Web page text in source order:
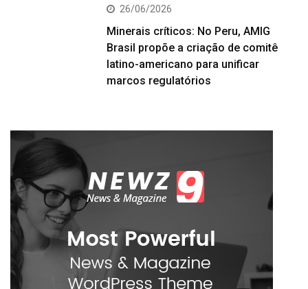
26/06/2026
Minerais críticos: No Peru, AMIG
Brasil propõe a criação de comitê
latino-americano para unificar
marcos regulatórios